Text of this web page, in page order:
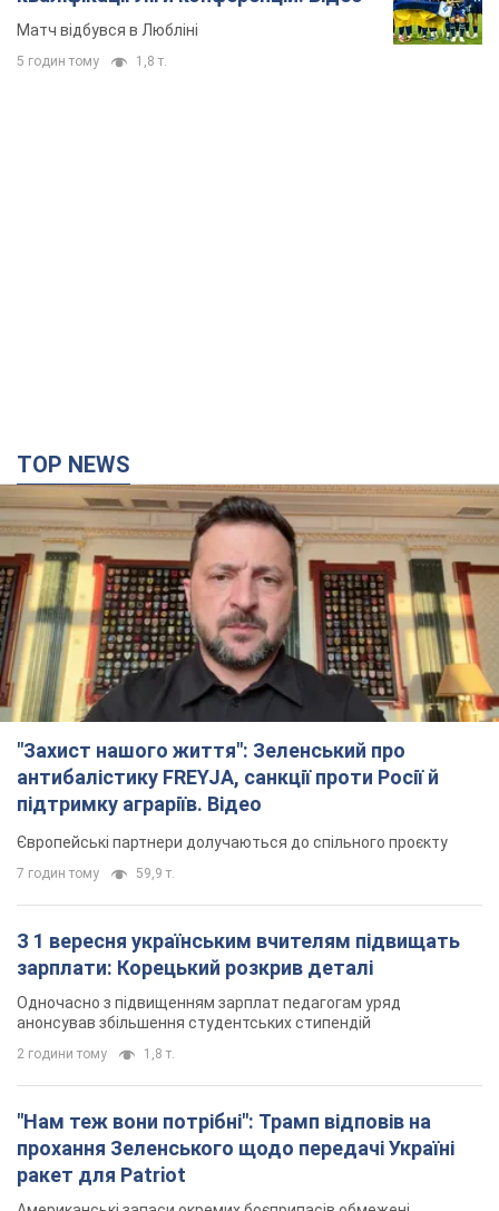
"Захист нашого життя": Зеленський про
антибалістику FREYJA, санкції проти Росії й
підтримку аграріїв. Відео
Європейські партнери долучаються до спільного проєкту
7 годин тому 59,9 т.
З 1 вересня українським вчителям підвищать
зарплати: Корецький розкрив деталі
Одночасно з підвищенням зарплат педагогам уряд
анонсував збільшення студентських стипендій
2 години тому
"Нам теж вони потрібні": Трамп відповів на
прохання Зеленського щодо передачі Україні
ракет для Patriot
2 години тому 408